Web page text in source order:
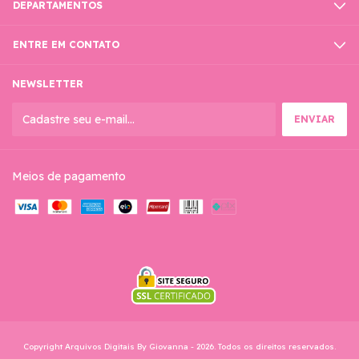
DEPARTAMENTOS
ENTRE EM CONTATO
NEWSLETTER
Meios de pagamento
Copyright Arquivos Digitais By Giovanna - 2026. Todos os direitos reservados.